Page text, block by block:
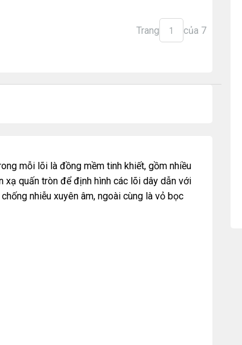
Trang 1 của 7
mỗi lõi là đồng mềm tinh khiết, gồm nhiều
xạ quấn tròn để định hình các lõi dây dẫn với
nhiễu xuyên âm, ngoài cùng là vỏ bọc